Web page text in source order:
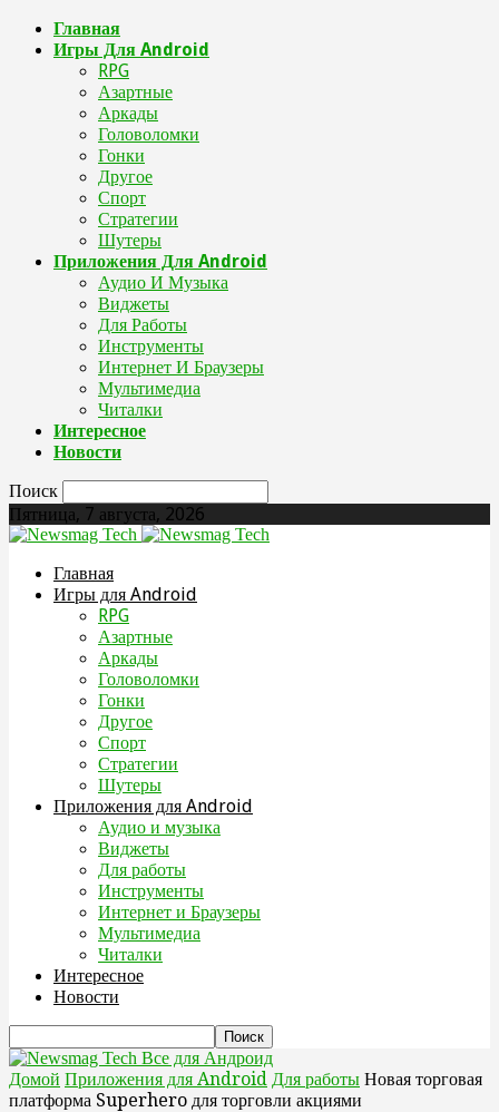
Главная
Игры Для Android
RPG
Азартные
Аркады
Головоломки
Гонки
Другое
Спорт
Стратегии
Шутеры
Приложения Для Android
Аудио И Музыка
Виджеты
Для Работы
Инструменты
Интернет И Браузеры
Мультимедиа
Читалки
Интересное
Новости
Поиск
Пятница, 7 августа, 2026
Главная
Игры для Android
RPG
Азартные
Аркады
Головоломки
Гонки
Другое
Спорт
Стратегии
Шутеры
Приложения для Android
Аудио и музыка
Виджеты
Для работы
Инструменты
Интернет и Браузеры
Мультимедиа
Читалки
Интересное
Новости
Все для Андроид
Домой Приложения для Android Для работы Новая торговая
платформа Superhero для торговли акциями